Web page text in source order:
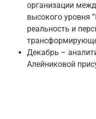
организации
высокого уровня
реальность и
Декабрь –
Алейниковой